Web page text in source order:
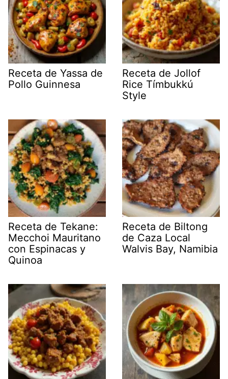
Receta de Yassa de
Pollo Guinnesa
Receta de Jollof
Rice Tímbukkú
Style
Receta de Tekane:
Mecchoi Mauritano
con Espinacas y
Quinoa
Receta de Biltong
de Caza Local
Walvis Bay, Namibia